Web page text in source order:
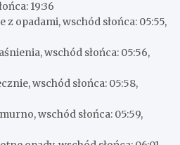
19:36
z opadami, wschód słońca: 05:55,
wschód słońca: 05:56,
wschód słońca: 05:58,
wschód słońca: 05:59,